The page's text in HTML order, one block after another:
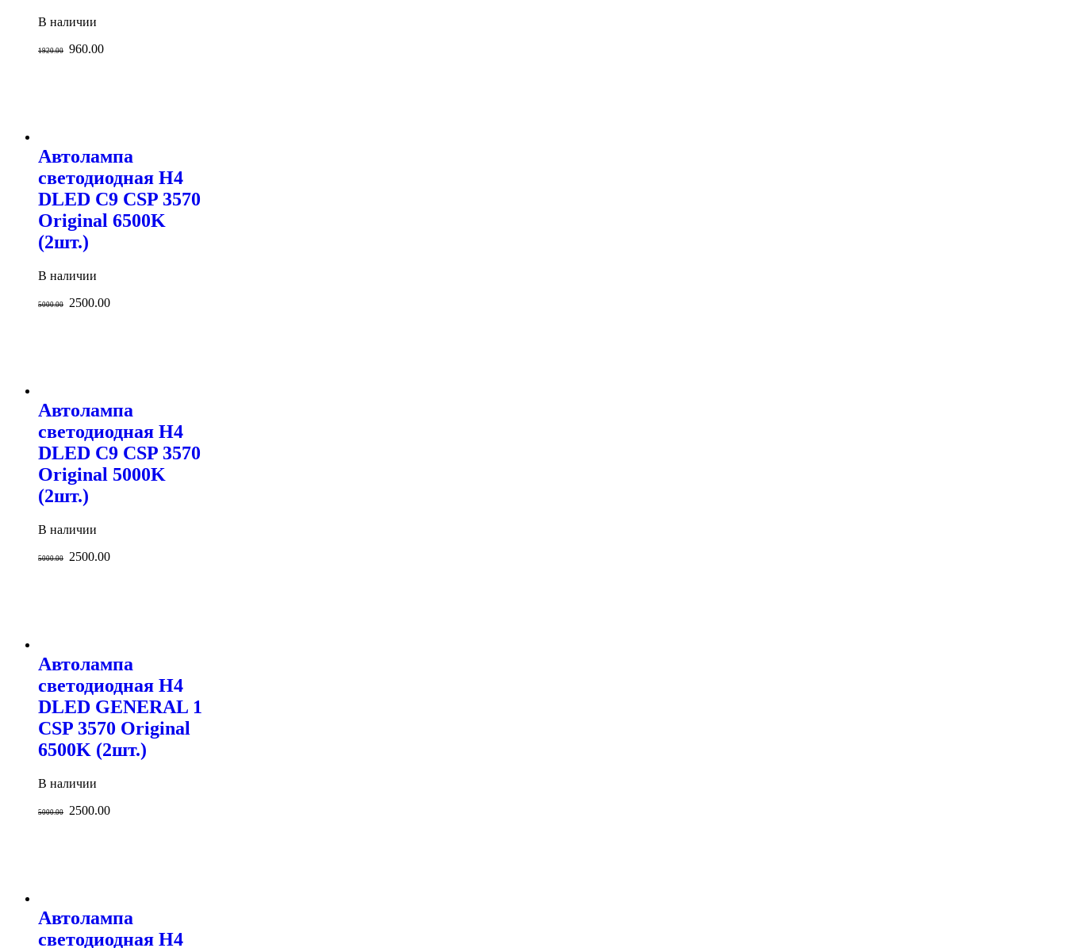
В наличии
1920.00 960.00
Автолампа
светодиодная H4
DLED C9 CSP 3570
Original 6500K
(2шт.)
В наличии
5000.00 2500.00
Автолампа
светодиодная H4
DLED C9 CSP 3570
Original 5000K
(2шт.)
В наличии
5000.00 2500.00
Автолампа
светодиодная H4
DLED GENERAL 1
CSP 3570 Original
6500K (2шт.)
В наличии
5000.00 2500.00
Автолампа
светодиодная H4